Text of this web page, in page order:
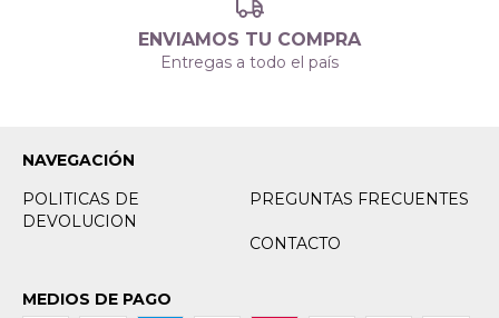
ENVIAMOS TU COMPRA
Entregas a todo el país
NAVEGACIÓN
POLITICAS DE
DEVOLUCION
PREGUNTAS FRECUENTES
CONTACTO
MEDIOS DE PAGO